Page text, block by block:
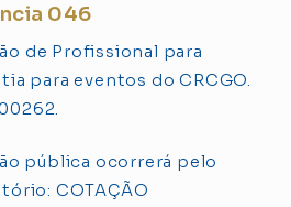
046
de Profissional para
para eventos do CRCGO.
pública ocorrerá pelo
COTAÇÃO